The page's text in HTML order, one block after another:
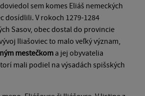
sem komes Eliáš nemeckých
dosídlili. V rokoch 1279-1284
Sasov, obec dostal do provincie
Iliašoviec to malo veľký význam,
mestečkoma jej obyvatelia
mali podiel na výsadách spišských